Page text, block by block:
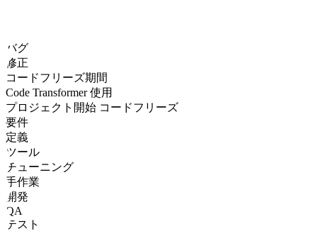
バグ
修正
コードフリーズ期間
Code Transformer 使用
プロジェクト開始 コードフリーズ
要件
定義
ツール
チューニング
手作業
開発
QA
テスト